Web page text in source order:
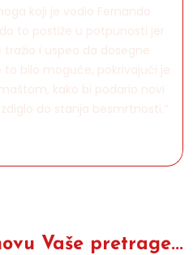
koji je vodio Fernando
to postiže u potpunosti jer
i uspeo da dosegne
to bilo moguće, pokrivajući je
kako bi podario novi
do stanja besmrtnosti.”
Vaše pretrage...